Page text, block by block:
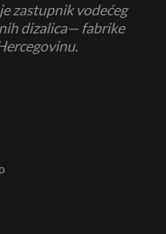
zastupnik vodećeg
dizalica— fabrike